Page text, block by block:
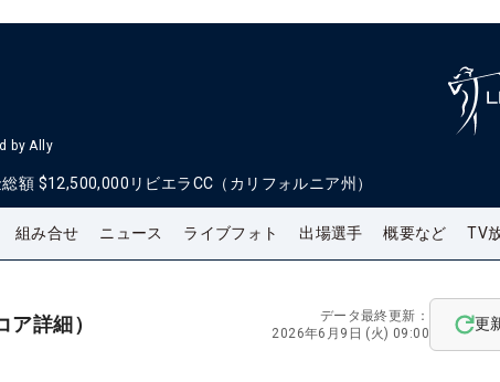
by Ally
額 $12,500,000 リビエラCC（カリフォルニア州）
組み合せ ニュース ライブフォト 出場選手 概要など TV
詳細）
データ最終更新：
2026年6月9日 (火) 09:00
更